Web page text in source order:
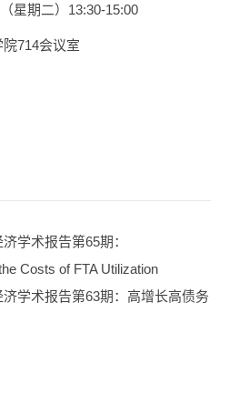
星期二）13:30-15:00
714会议室
学术报告第65期：
Costs of FTA Utilization
学术报告第63期：高增长高债务